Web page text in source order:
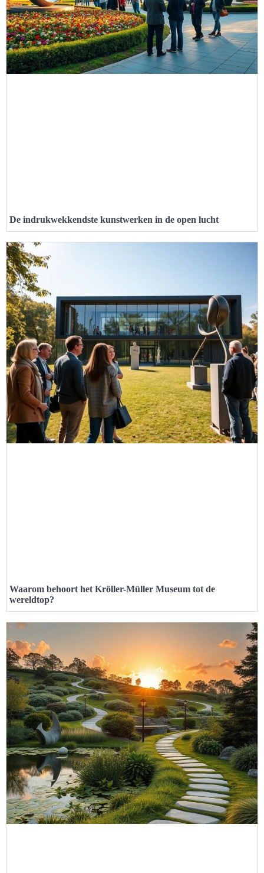
De indrukwekkendste kunstwerken in de open lucht
Waarom behoort het Kröller-Müller Museum tot de
wereldtop?